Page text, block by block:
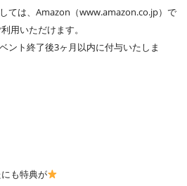
ては、Amazon（www.amazon.co.jp）で
用いただけます。
ント終了後3ヶ月以内に付与いたしま
も特典が